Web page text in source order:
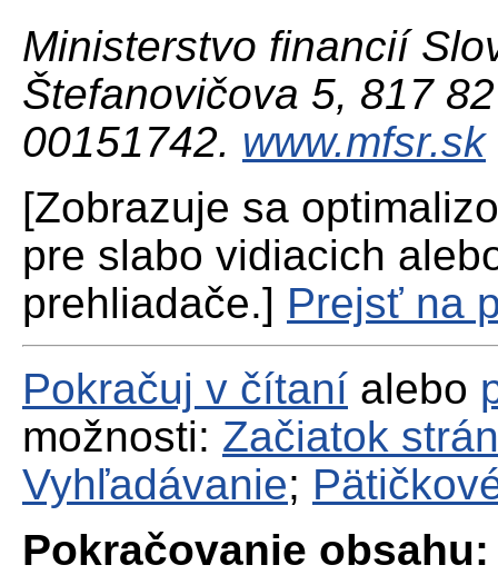
Ministerstvo financií
Štefanovičova 5, 817
00151742. www.mfsr.sk
[Zobrazuje sa
pre slabo vidiacich
prehliadače.] Prejsť na
Pokračuj v čítaní alebo
možnosti: Začiatok
Vyhľadávanie;
Pokračovanie obsahu: